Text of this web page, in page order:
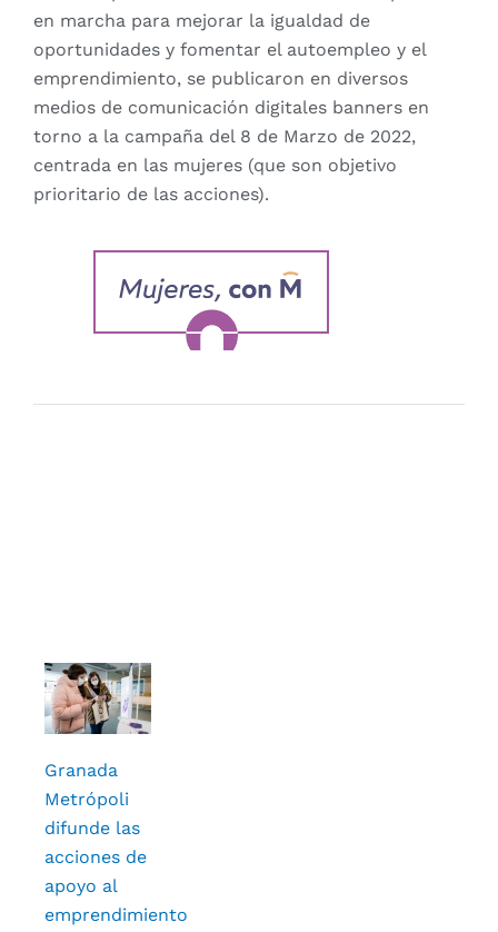
en marcha para mejorar la igualdad de
oportunidades y fomentar el autoempleo y el
emprendimiento, se publicaron en diversos
medios de comunicación digitales banners en
torno a la campaña del 8 de Marzo de 2022,
centrada en las mujeres (que son objetivo
prioritario de las acciones).
Granada
Metrópoli
difunde las
acciones de
apoyo al
emprendimiento